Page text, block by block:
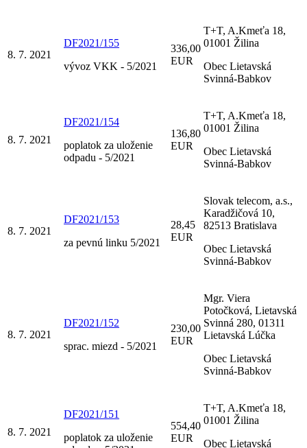
8. 7. 2021
DF2021/155
vývoz VKK - 5/2021
336,00
EUR
T+T, A.Kmeťa 18,
01001 Žilina
Obec Lietavská
Svinná-Babkov
8. 7. 2021
DF2021/154
poplatok za uloženie
odpadu - 5/2021
136,80
EUR
T+T, A.Kmeťa 18,
01001 Žilina
Obec Lietavská
Svinná-Babkov
8. 7. 2021
DF2021/153
za pevnú linku 5/2021
28,45
EUR
Slovak telecom, a.s.,
Karadžičová 10,
82513 Bratislava
Obec Lietavská
Svinná-Babkov
8. 7. 2021
DF2021/152
sprac. miezd - 5/2021
230,00
EUR
Mgr. Viera
Potočková, Lietavská
Svinná 280, 01311
Lietavská Lúčka
Obec Lietavská
Svinná-Babkov
8. 7. 2021
DF2021/151
poplatok za uloženie
554,40
EUR
T+T, A.Kmeťa 18,
01001 Žilina
Obec Lietavská